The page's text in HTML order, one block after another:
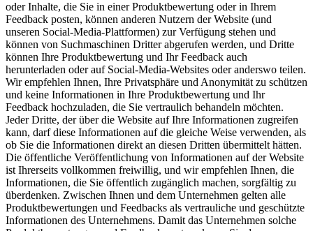
oder Inhalte, die Sie in einer Produktbewertung oder in Ihrem
Feedback posten, können anderen Nutzern der Website (und
unseren Social-Media-Plattformen) zur Verfügung stehen und
können von Suchmaschinen Dritter abgerufen werden, und Dritte
können Ihre Produktbewertung und Ihr Feedback auch
herunterladen oder auf Social-Media-Websites oder anderswo teilen.
Wir empfehlen Ihnen, Ihre Privatsphäre und Anonymität zu schützen
und keine Informationen in Ihre Produktbewertung und Ihr
Feedback hochzuladen, die Sie vertraulich behandeln möchten.
Jeder Dritte, der über die Website auf Ihre Informationen zugreifen
kann, darf diese Informationen auf die gleiche Weise verwenden, als
ob Sie die Informationen direkt an diesen Dritten übermittelt hätten.
Die öffentliche Veröffentlichung von Informationen auf der Website
ist Ihrerseits vollkommen freiwillig, und wir empfehlen Ihnen, die
Informationen, die Sie öffentlich zugänglich machen, sorgfältig zu
überdenken. Zwischen Ihnen und dem Unternehmen gelten alle
Produktbewertungen und Feedbacks als vertrauliche und geschützte
Informationen des Unternehmens. Damit das Unternehmen solche